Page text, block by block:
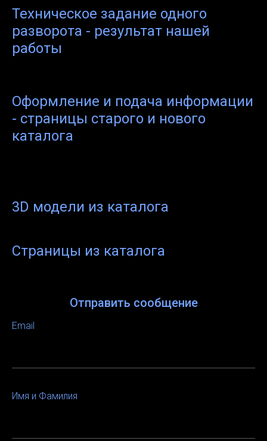
Техническое задание одного
разворота - результат нашей
работы
Оформление и подача информации
- страницы старого и нового
каталога
3D модели из каталога
Страницы из каталога
Отправить сообщение
Email
Имя и Фамилия